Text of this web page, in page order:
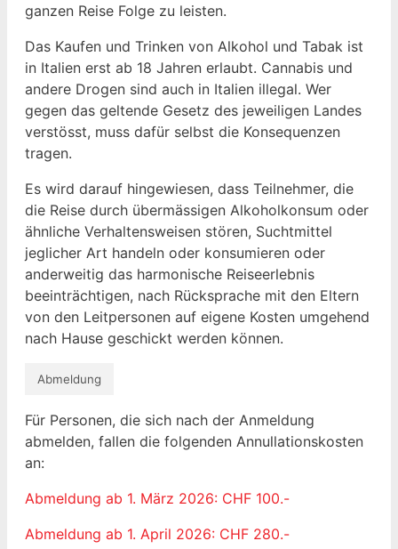
ganzen Reise Folge zu leisten.
Das Kaufen und Trinken von Alkohol und Tabak ist
in Italien erst ab 18 Jahren erlaubt. Cannabis und
andere Drogen sind auch in Italien illegal. Wer
gegen das geltende Gesetz des jeweiligen Landes
verstösst, muss dafür selbst die Konsequenzen
tragen.
Es wird darauf hingewiesen, dass Teilnehmer, die
die Reise durch übermässigen Alkoholkonsum oder
ähnliche Verhaltensweisen stören, Suchtmittel
jeglicher Art handeln oder konsumieren oder
anderweitig das harmonische Reiseerlebnis
beeinträchtigen, nach Rücksprache mit den Eltern
von den Leitpersonen auf eigene Kosten umgehend
nach Hause geschickt werden können.
Abmeldung
Für Personen, die sich nach der Anmeldung
abmelden, fallen die folgenden Annullationskosten
an:
Abmeldung ab 1. März 2026: CHF 100.-
Abmeldung ab 1. April 2026: CHF 280.-